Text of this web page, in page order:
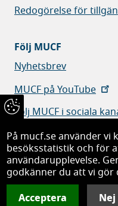
Redogörelse för
Följ MUCF
Nyhetsbrev
MUCF på YouTube
Följ MUCF i sociala
Myndigheten för ungdoms-
På mucf.se använder vi
besöksstatistik och för
användarupplevelse.
godkänner du att vi
Acceptera